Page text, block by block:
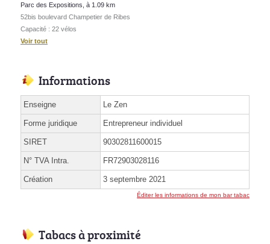
Parc des Expositions, à 1.09 km
52bis boulevard Champetier de Ribes
Capacité : 22 vélos
Voir tout
Informations
Enseigne Le Zen
Forme juridique Entrepreneur individuel
SIRET 90302811600015
N° TVA Intra. FR72903028116
Création 3 septembre 2021
Éditer les informations de mon bar tabac
Tabacs à proximité